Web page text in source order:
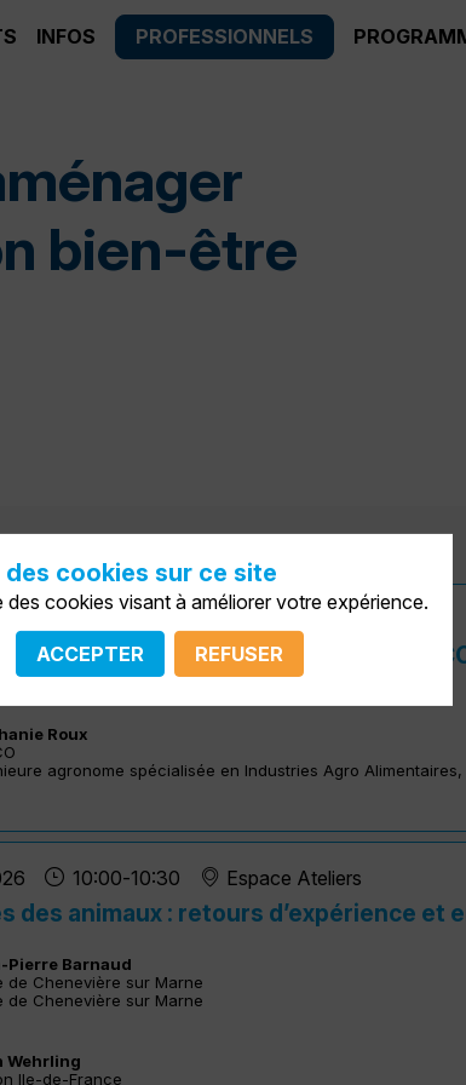
INFOS PROFESSIONNELS
bien-être
Espace Ateliers
l’animal de compagnie : baromètre
2026
Roux
agronome spécialisée en Industries Agro
10:00-10:30 Espace Ateliers
des animaux : retours d’expérience et
Pierre Barnaud
de Chenevière sur Marne
de Chenevière sur Marne
Wehrling
Ile-de-France
cookies sur ce site
des cookies visant à améliorer votre expérience.
ACCEPTER REFUSER